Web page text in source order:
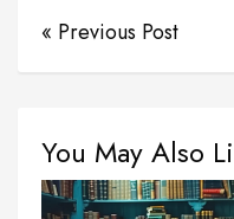
« Previous Post
You May Also